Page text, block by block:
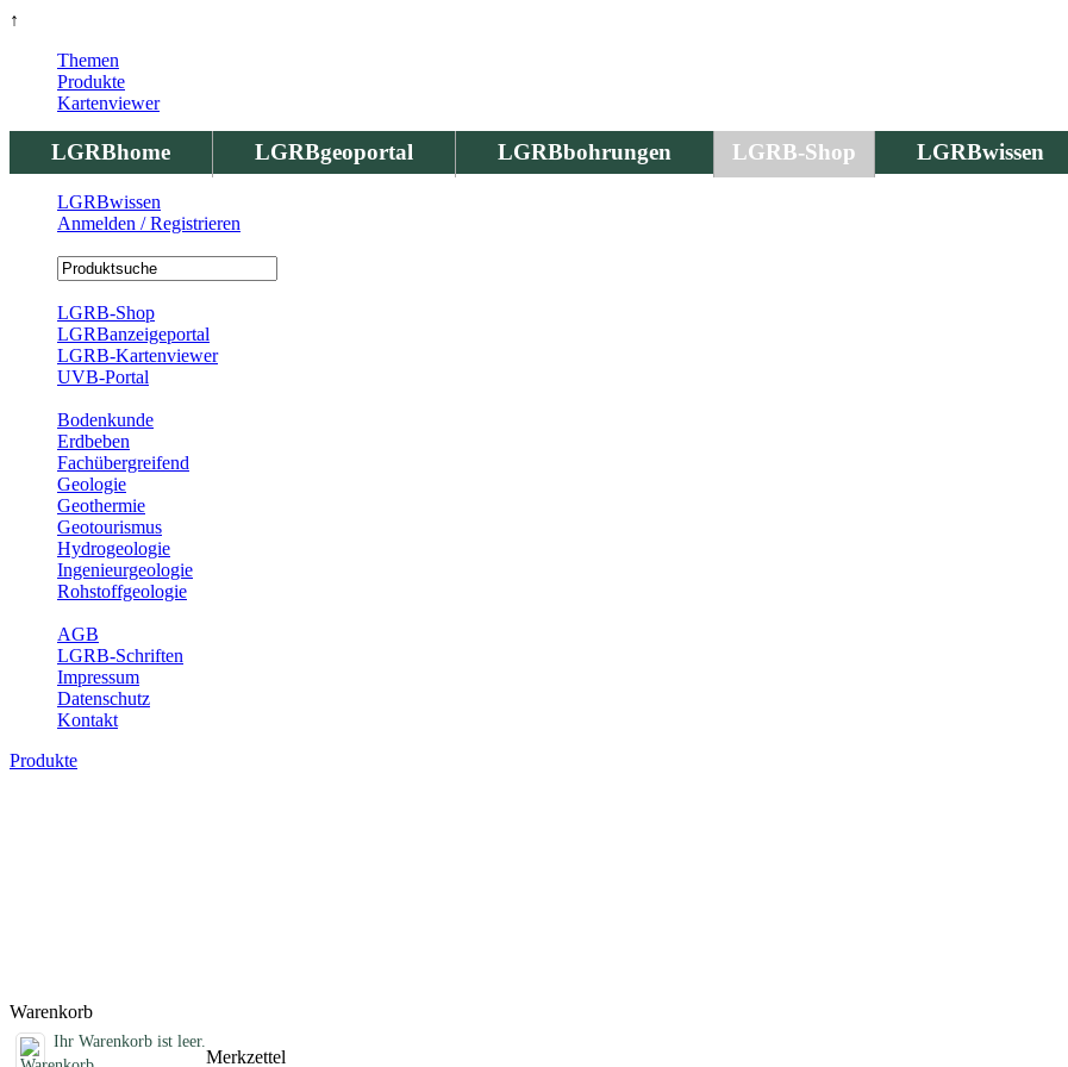
↑
LGRBhome LGRBgeoportal LGRBbohrungen LGRB-Shop LGRBwissen
Themen
Produkte
Kartenviewer
LGRBwissen
Anmelden / Registrieren
LGRB-Shop
LGRBanzeigeportal
LGRB-Kartenviewer
UVB-Portal
Bodenkunde
Erdbeben
Fachübergreifend
Geologie
Geothermie
Geotourismus
Hydrogeologie
Ingenieurgeologie
Rohstoffgeologie
AGB
LGRB-Schriften
Impressum
Datenschutz
Kontakt
Produkte
Warenkorb
Ihr Warenkorb ist leer.
Merkzettel